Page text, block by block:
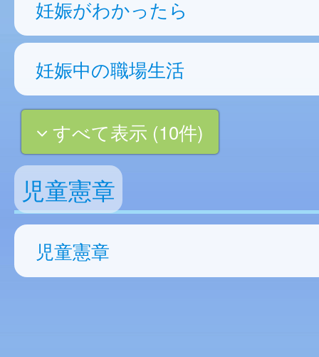
妊娠がわかったら
妊娠中の職場生活
すべて表示 (10件)
児童憲章
児童憲章